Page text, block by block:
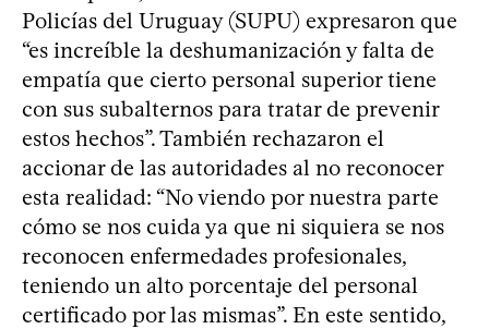
Policías del Uruguay (SUPU) expresaron que
“es increíble la deshumanización y falta de
empatía que cierto personal superior tiene
con sus subalternos para tratar de prevenir
estos hechos”. También rechazaron el
accionar de las autoridades al no reconocer
esta realidad: “No viendo por nuestra parte
cómo se nos cuida ya que ni siquiera se nos
reconocen enfermedades profesionales,
teniendo un alto porcentaje del personal
certificado por las mismas”. En este sentido,